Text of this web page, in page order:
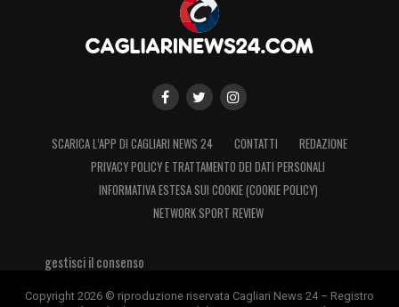
SCARICA L’APP DI CAGLIARI NEWS 24 CONTATTI
REDAZIONE
PRIVACY POLICY E TRATTAMENTO DEI DATI PERSONALI
INFORMATIVA ESTESA SUI COOKIE (COOKIE POLICY)
NETWORK SPORT REVIEW
gestisci il consenso
Copyright 2026 © riproduzione riservata Cagliari News 24 – Registro